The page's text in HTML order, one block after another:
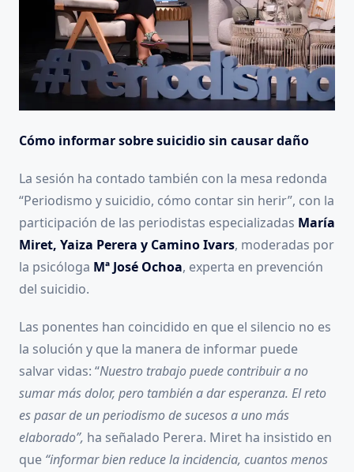
Cómo informar sobre suicidio sin causar daño
La sesión ha contado también con la mesa redonda
“Periodismo y suicidio, cómo contar sin herir”, con la
participación de las periodistas especializadas María
Miret, Yaiza Perera y Camino Ivars, moderadas por
la psicóloga Mª José Ochoa, experta en prevención
del suicidio.
Las ponentes han coincidido en que el silencio no es
la solución y que la manera de informar puede
salvar vidas: “Nuestro trabajo puede contribuir a no
sumar más dolor, pero también a dar esperanza. El reto
es pasar de un periodismo de sucesos a uno más
elaborado”, ha señalado Perera. Miret ha insistido en
que “informar bien reduce la incidencia, cuantos menos